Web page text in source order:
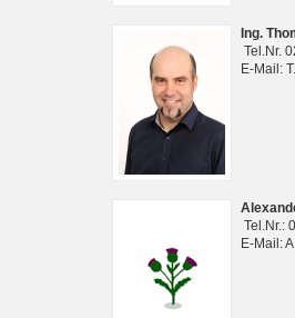
Ing.
Tel.Nr.
E-Mail:
Tel.Nr.:
E-Mail: